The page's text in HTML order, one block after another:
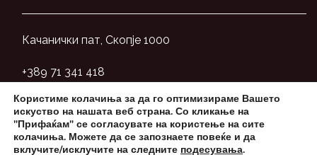
Качанички пат, Скопје 1000
+389 71 341 418
aensystemsmk@gmail.com
Користиме колачиња за да го оптимизираме Вашето
искуство на нашата веб страна. Со кликање на
"Прифаќам" се согласувате на користење на сите
колачиња. Можете да се запознаете повеќе и да
вклучите/исклучите на следните подесувања.